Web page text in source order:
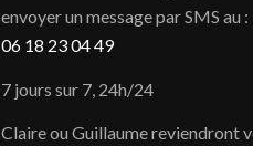
envoyer un message par SMS au :
06 18 23 04 49
7 jours sur 7, 24h/24
Claire ou Guillaume reviendront